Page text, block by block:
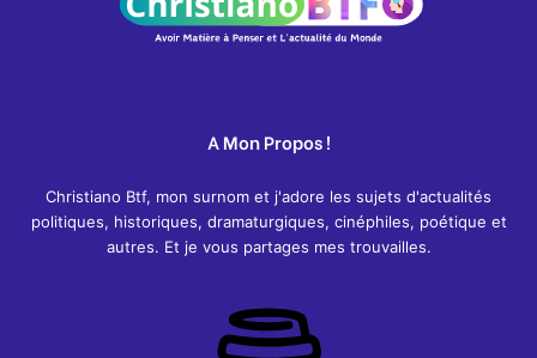
A Mon Propos !
Christiano Btf, mon surnom et j'adore les sujets d'actualités
politiques, historiques, dramaturgiques, cinéphiles, poétique et
autres. Et je vous partages mes trouvailles.